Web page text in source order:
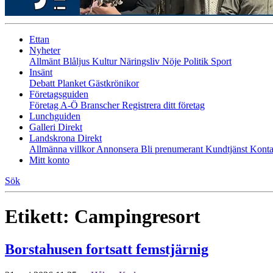
Ettan
Nyheter
Allmänt Blåljus KulturNäringsliv Nöje Politik Sport
Insänt
Debatt Planket Gästkrönikor
Företagsguiden
Företag A-Ö BranscherRegistrera ditt företag
Lunchguiden
Galleri Direkt
Landskrona Direkt
Allmänna villkorAnnonsera Bli prenumerant Kundtjänst
Mitt konto
Sök
Etikett: Campingresort
Borstahusen fortsatt femstjärnig